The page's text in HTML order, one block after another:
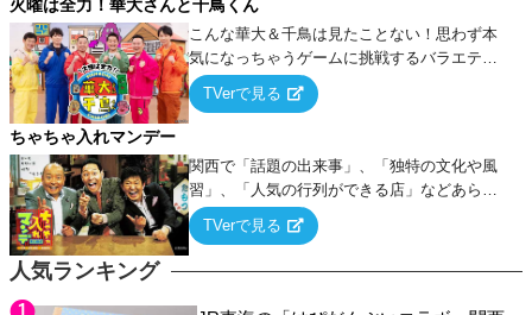
人気ランキング
火曜は全力！華大さんと千鳥くん
こんな華大＆千鳥は見たことない！思わず本
気になっちゃうゲームに挑戦するバラエティ
ー！
TVerで見る
ちゃちゃ入れマンデー
関西で「話題の出来事」、「独特の文化や風
習」、「人気の行列ができる店」などあらゆ
るテーマについて好き放題にちゃちゃを入れ
ていく関西色を前面に押し出したトークバラ
TVerで見る